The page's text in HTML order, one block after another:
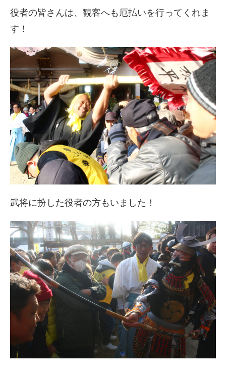
役者の皆さんは、観客へも厄払いを行ってくれま
す！
武将に扮した役者の方もいました！